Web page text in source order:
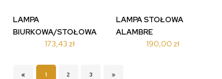
LAMPA
BIURKOWA/STOŁOWA
512400108
173,43 zł
LAMPA STOŁOWA
ALAMBRE
CZARNY/ZŁOTY 5450
190,00 zł
« 1 2 3 »